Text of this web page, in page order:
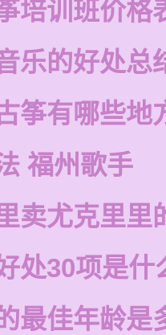
培训班价格
乐的好处总
筝有哪些地
福州歌手
卖尤克里里
处30项是什
最佳年龄是